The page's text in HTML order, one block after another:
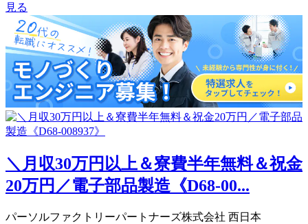
見る
＼月収30万円以上＆寮費半年無料＆祝金
20万円／電子部品製造《D68-00...
パーソルファクトリーパートナーズ株式会社 西日本